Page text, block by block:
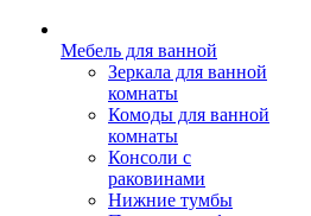
Мебель для ванной
Зеркала для ванной
комнаты
Комоды для ванной
комнаты
Консоли с
раковинами
Нижние тумбы